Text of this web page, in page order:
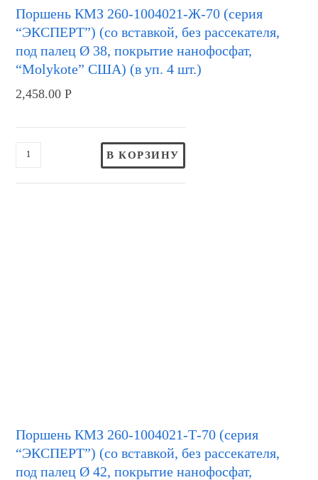
Поршень КМЗ 260-1004021-Ж-70 (серия
“ЭКСПЕРТ”) (со вставкой, без рассекателя,
под палец Ø 38, покрытие нанофосфат,
“Molykote” США) (в уп. 4 шт.)
2,458.00Р
В КОРЗИНУ
Поршень КМЗ 260-1004021-Т-70 (серия
“ЭКСПЕРТ”) (со вставкой, без рассекателя,
под палец Ø 42, покрытие нанофосфат,